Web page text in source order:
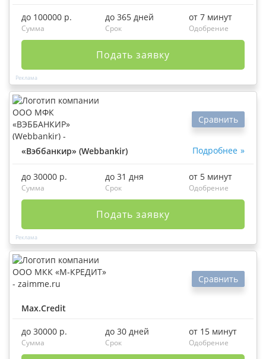
до 100000 р.
Сумма
до 365 дней
Срок
от 7 минут
Одобрение
Подать заявку
«Вэббанкир» (Webbankir) Подробнее
Сравнить
до 30000 р.
Сумма
до 31 дня
Срок
от 5 минут
Одобрение
Подать заявку
Max.Credit
Сравнить
до 30000 р.
Сумма
до 30 дней
Срок
от 15 минут
Одобрение